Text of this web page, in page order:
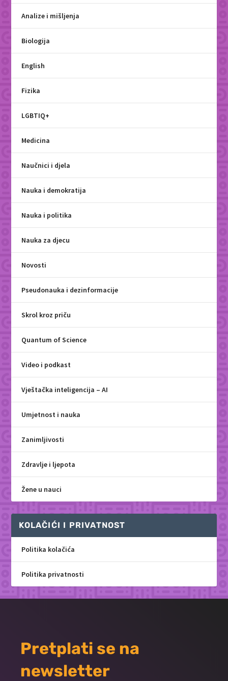
Analize i mišljenja
Biologija
English
Fizika
LGBTIQ+
Medicina
Naučnici i djela
Nauka i demokratija
Nauka i politika
Nauka za djecu
Novosti
Pseudonauka i dezinformacije
Skrol kroz priču
Quantum of Science
Video i podkast
Vještačka inteligencija – AI
Umjetnost i nauka
Zanimljivosti
Zdravlje i ljepota
Žene u nauci
KOLAČIĆI I PRIVATNOST
Politika kolačića
Politika privatnosti
Pretplati se na
newsletter